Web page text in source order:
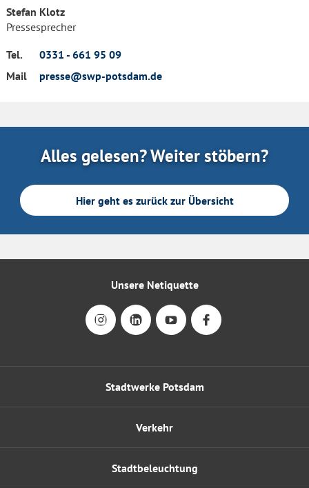
Stefan Klotz
Pressesprecher
Tel.
0331 - 661 95 09
Mail
presse@swp-potsdam.de
Alles gelesen? Weiter stöbern?
Hier geht es zurück zur Übersicht
Stadtwerke Potsdam
Verkehr
Stadtbeleuchtung
Unsere Netiquette